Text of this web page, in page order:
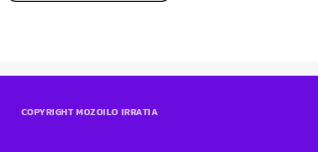
COPYRIGHT MOZOILO IRRATIA